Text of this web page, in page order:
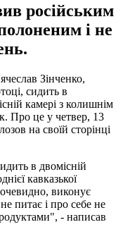
російським
і не
Зінченко,
сидить в
камері з колишнім
Про це у четвер, 13
на своїй сторінці
в двомісній
кавказької
виконує
питає і про себе не
- написав